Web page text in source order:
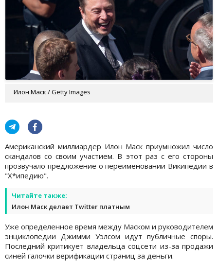
Илон Маск / Getty Images
Американский миллиардер Илон Маск приумножил число
скандалов со своим участием. В этот раз с его стороны
прозвучало предложение о переименовании Википедии в
"Х*ипедию".
Читайте также:
Илон Маск делает Twitter платным
Уже определенное время между Маском и руководителем
энциклопедии Джимми Уэлсом идут публичные споры.
Последний критикует владельца соцсети из-за продажи
синей галочки верификации страниц за деньги.